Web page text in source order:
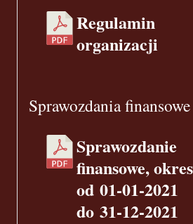
Regulamin
organizacji
Sprawozdania finansowe
Sprawozdanie
finansowe, okres
od 01-01-2021
do 31-12-2021